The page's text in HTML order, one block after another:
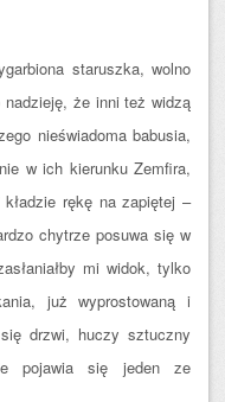
staruszka, wolno
że inni też widzą
nieświadoma babusia,
w ich kierunku Zemfira,
rękę na zapiętej –
chytrze posuwa się w
mi widok, tylko
już wyprostowaną i
drzwi, huczy sztuczny
pojawia się jeden ze